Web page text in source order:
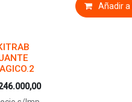
Añadir a